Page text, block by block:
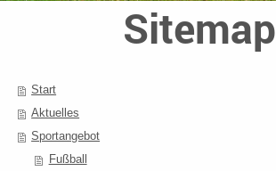
Sitemap
Start
Aktuelles
Sportangebot
Fußball